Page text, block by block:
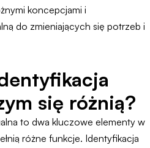
koncepcjami i
do zmieniających się potrzeb i
się różnią?
to dwa kluczowe elementy w
różne funkcje. Identyfikacja